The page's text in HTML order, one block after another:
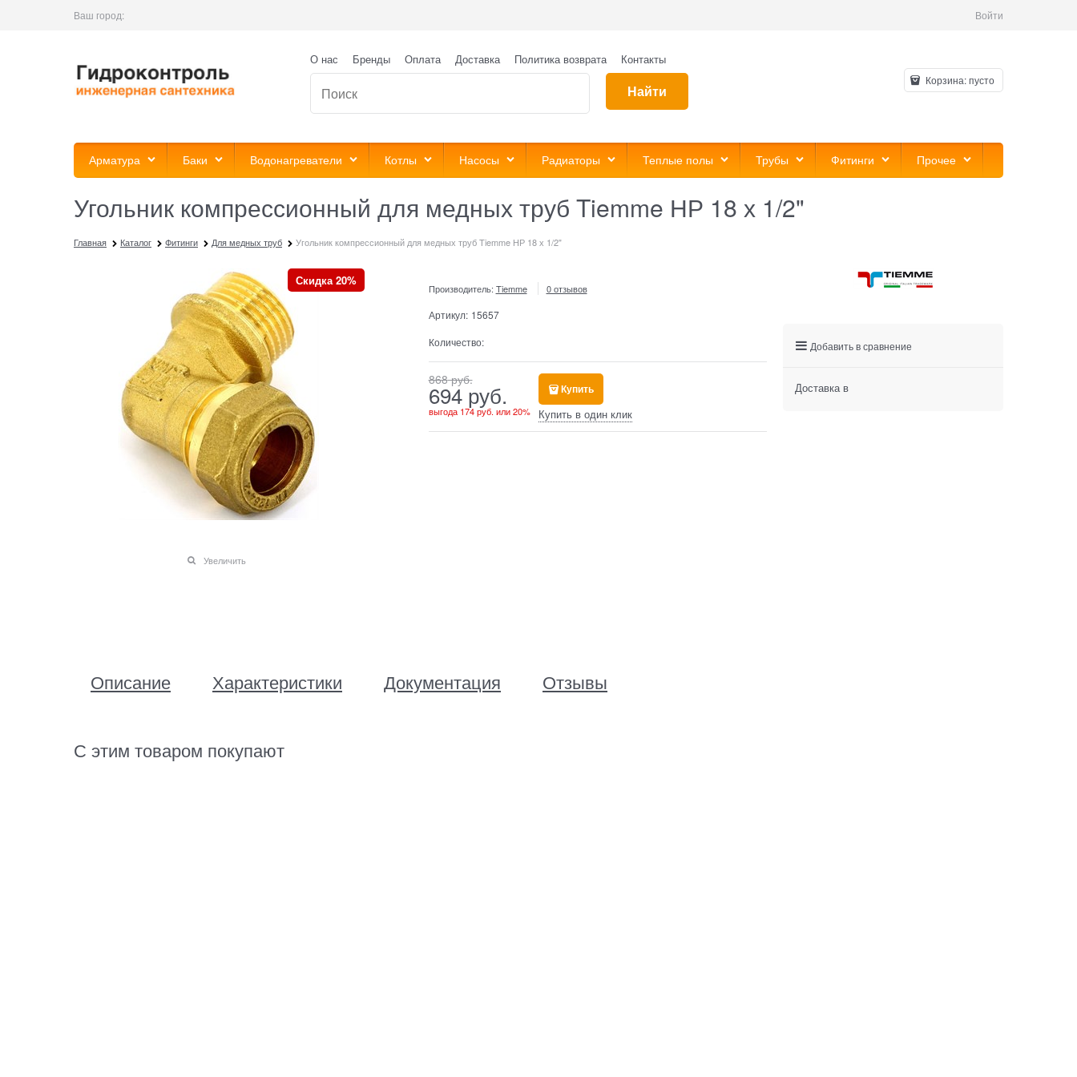
Ваш город: Войти
О нас Бренды Оплата Доставка Политика возврата Контакты
Найти
Корзина:пусто
Арматура Баки Водонагреватели Котлы Насосы Радиаторы Теплые полы Трубы Фитинги Прочее
Угольник компрессионный для медных труб Tiemme НР 18 х 1/2"
Главная Каталог Фитинги Для медных труб Угольник компрессионный для медных труб Tiemme НР 18 х 1/2"
Скидка 20%
Увеличить
Производитель: Tiemme 0 отзывов
Артикул: 15657
Количество:
868 руб.
694 руб.
выгода 174 руб. или20%
Купить
Купить в один клик
Описание Характеристики Документация Отзывы
С этим товаром покупают
Добавить в сравнение
Доставка в